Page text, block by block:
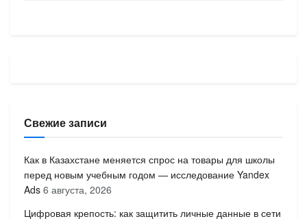
Свежие записи
Как в Казахстане меняется спрос на товары для школы
перед новым учебным годом — исследование Yandex
Ads 6 августа, 2026
Цифровая крепость: как защитить личные данные в сети